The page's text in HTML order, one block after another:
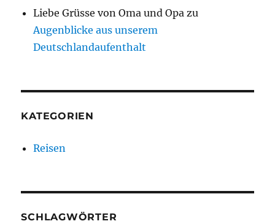
Liebe Grüsse von Oma und Opa zu
Augenblicke aus unserem
Deutschlandaufenthalt
KATEGORIEN
Reisen
SCHLAGWÖRTER